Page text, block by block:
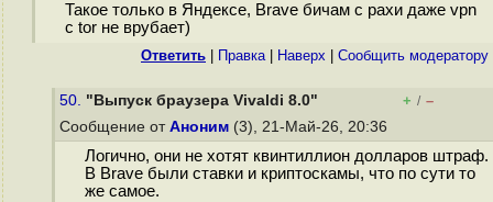
Такое только в Яндексе, Brave бичам с рахи даже vpn
с tor не врубает)
Ответить Правка| Наверх Cообщить модератору
50. "Выпуск браузера Vivaldi 8.0" + / –
Сообщение от Аноним (3), 21-Май-26, 20:36
Логично, они не хотят квинтиллион долларов штраф.
В Brave были ставки и криптоскамы, что по сути то
же самое.